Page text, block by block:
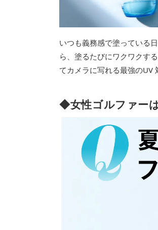
いつも義務感で塗っている
ら、塗るたびにワクワクす
てカメラに写れる最強のUV
◆女性ゴルファー